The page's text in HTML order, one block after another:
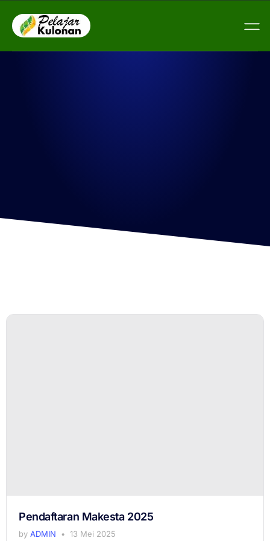
Pendaftaran Makesta 2025
by ADMIN 13 Mei 2025